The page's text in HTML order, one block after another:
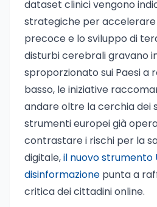
dataset clinici vengono
strategiche per accelerare
precoce e lo sviluppo di
disturbi cerebrali gravano
sproporzionato sui Paesi a
basso, le iniziative
andare oltre la cerchia dei
strumenti europei già
contrastare i rischi per la
digitale,il nuovo strumento
disinformazione punta a
critica dei cittadini online.